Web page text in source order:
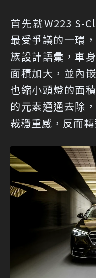
首先就W223 S-
最受爭議的一環
族設計語彙，車
面積加大，並內
也縮小頭燈的面
的元素通通去除
裁穩重感，反而